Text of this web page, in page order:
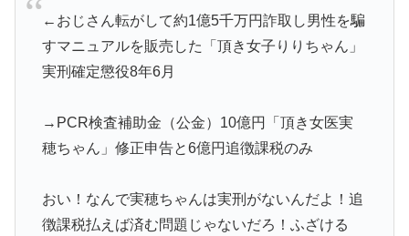
←おじさん転がして約1億5千万円詐取し男性を騙
すマニュアルを販売した「頂き女子りりちゃん」
実刑確定懲役8年6月
→PCR検査補助金（公金）10億円「頂き女医実
穂ちゃん」修正申告と6億円追徴課税のみ
おい！なんで実穂ちゃんは実刑がないんだよ！追
徴課税払えば済む問題じゃないだろ！ふざける